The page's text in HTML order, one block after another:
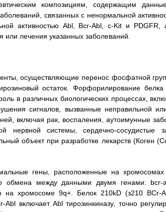
композициям, содержащим
связанных с ненормальной
активностью Abl, Bcr-Abl, c-Kit и
лечения указанных заболеваний.
осуществляющие перенос фосфатной
остаток. Форфорилирование белка
в различных биологических процессах,
сигналов, вызванные неправильной
включая рак, воспаления, аутоимунные
нервной системы, сердечно-сосудистые
объект при разработке лекарств (Коген
гены, расположенные на хромосомах
обмена между данными двумя генами: bcr-
на хромосоме 9q+. Белок 210kD (з210 BCr-
включает Abl тирозинкиназу, точно